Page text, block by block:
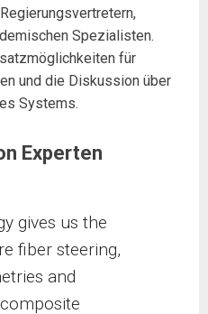
Spezialisten.
für
und die Diskussion über
Systems.
Experten
gives us the
fiber steering,
and